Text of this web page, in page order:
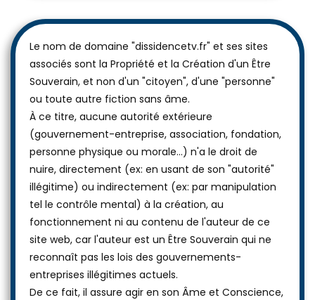
Le nom de domaine "dissidencetv.fr" et ses sites
associés sont la Propriété et la Création d'un Être
Souverain, et non d'un "citoyen", d'une "personne"
ou toute autre fiction sans âme.
À ce titre, aucune autorité extérieure
(gouvernement-entreprise, association, fondation,
personne physique ou morale...) n'a le droit de
nuire, directement (ex: en usant de son "autorité"
illégitime) ou indirectement (ex: par manipulation
tel le contrôle mental) à la création, au
fonctionnement ni au contenu de l'auteur de ce
site web, car l'auteur est un Être Souverain qui ne
reconnaît pas les lois des gouvernements-
entreprises illégitimes actuels.
De ce fait, il assure agir en son Âme et Conscience,